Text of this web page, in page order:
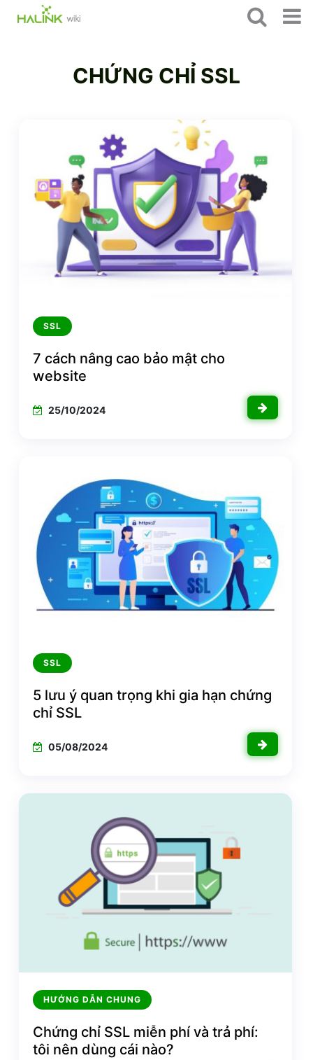
CHỨNG CHỈ SSL
SSL
7 cách nâng cao bảo mật cho
website
25/10/2024
SSL
5 lưu ý quan trọng khi gia hạn chứng
chỉ SSL
05/08/2024
HƯỚNG DẪN CHUNG
Chứng chỉ SSL miễn phí và trả phí:
tôi nên dùng cái nào?